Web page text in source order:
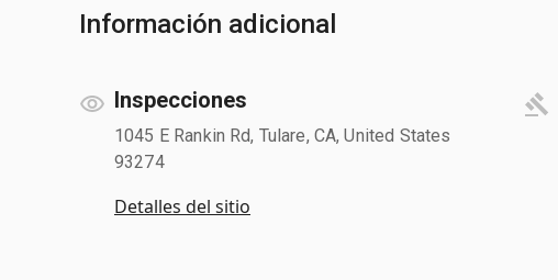
Información adicional
Inspecciones
1045 E Rankin Rd, Tulare, CA, United States
93274
Detalles del sitio